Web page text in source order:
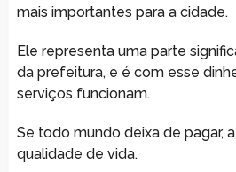
mais importantes para a cidade.
Ele representa uma parte
da prefeitura, e é com esse
serviços funcionam.
Se todo mundo deixa de pagar,
qualidade de vida.